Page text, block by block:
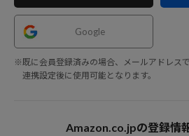
Google
※既に会員登録済みの場合、メールアドレス
連携設定後に使用可能となります。
Amazon.co.jpの登録情